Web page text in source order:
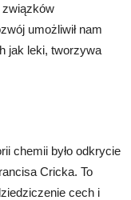
związków
umożliwił nam
jak leki, tworzywa
chemii było odkrycie
Cricka. To
cech i